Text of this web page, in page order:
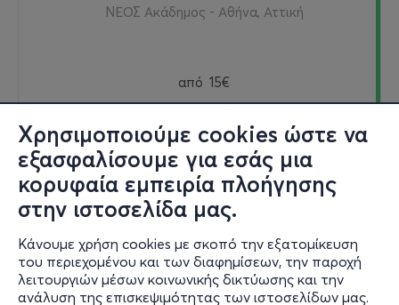
Χρησιμοποιούμε cookies ώστε να
εξασφαλίσουμε για εσάς μια
κορυφαία εμπειρία πλοήγησης
στην ιστοσελίδα μας.
Κάνουμε χρήση cookies με σκοπό την εξατομίκευση
του περιεχομένου και των διαφημίσεων, την παροχή
λειτουργιών μέσων κοινωνικής δικτύωσης και την
ανάλυση της επισκεψιμότητας των ιστοσελίδων μας.
ΝΕΟΣ Ακάδημος - Αθήνα, Αττική
από 15€
Εισιτήρια
Πεμ, 12/11
21:00